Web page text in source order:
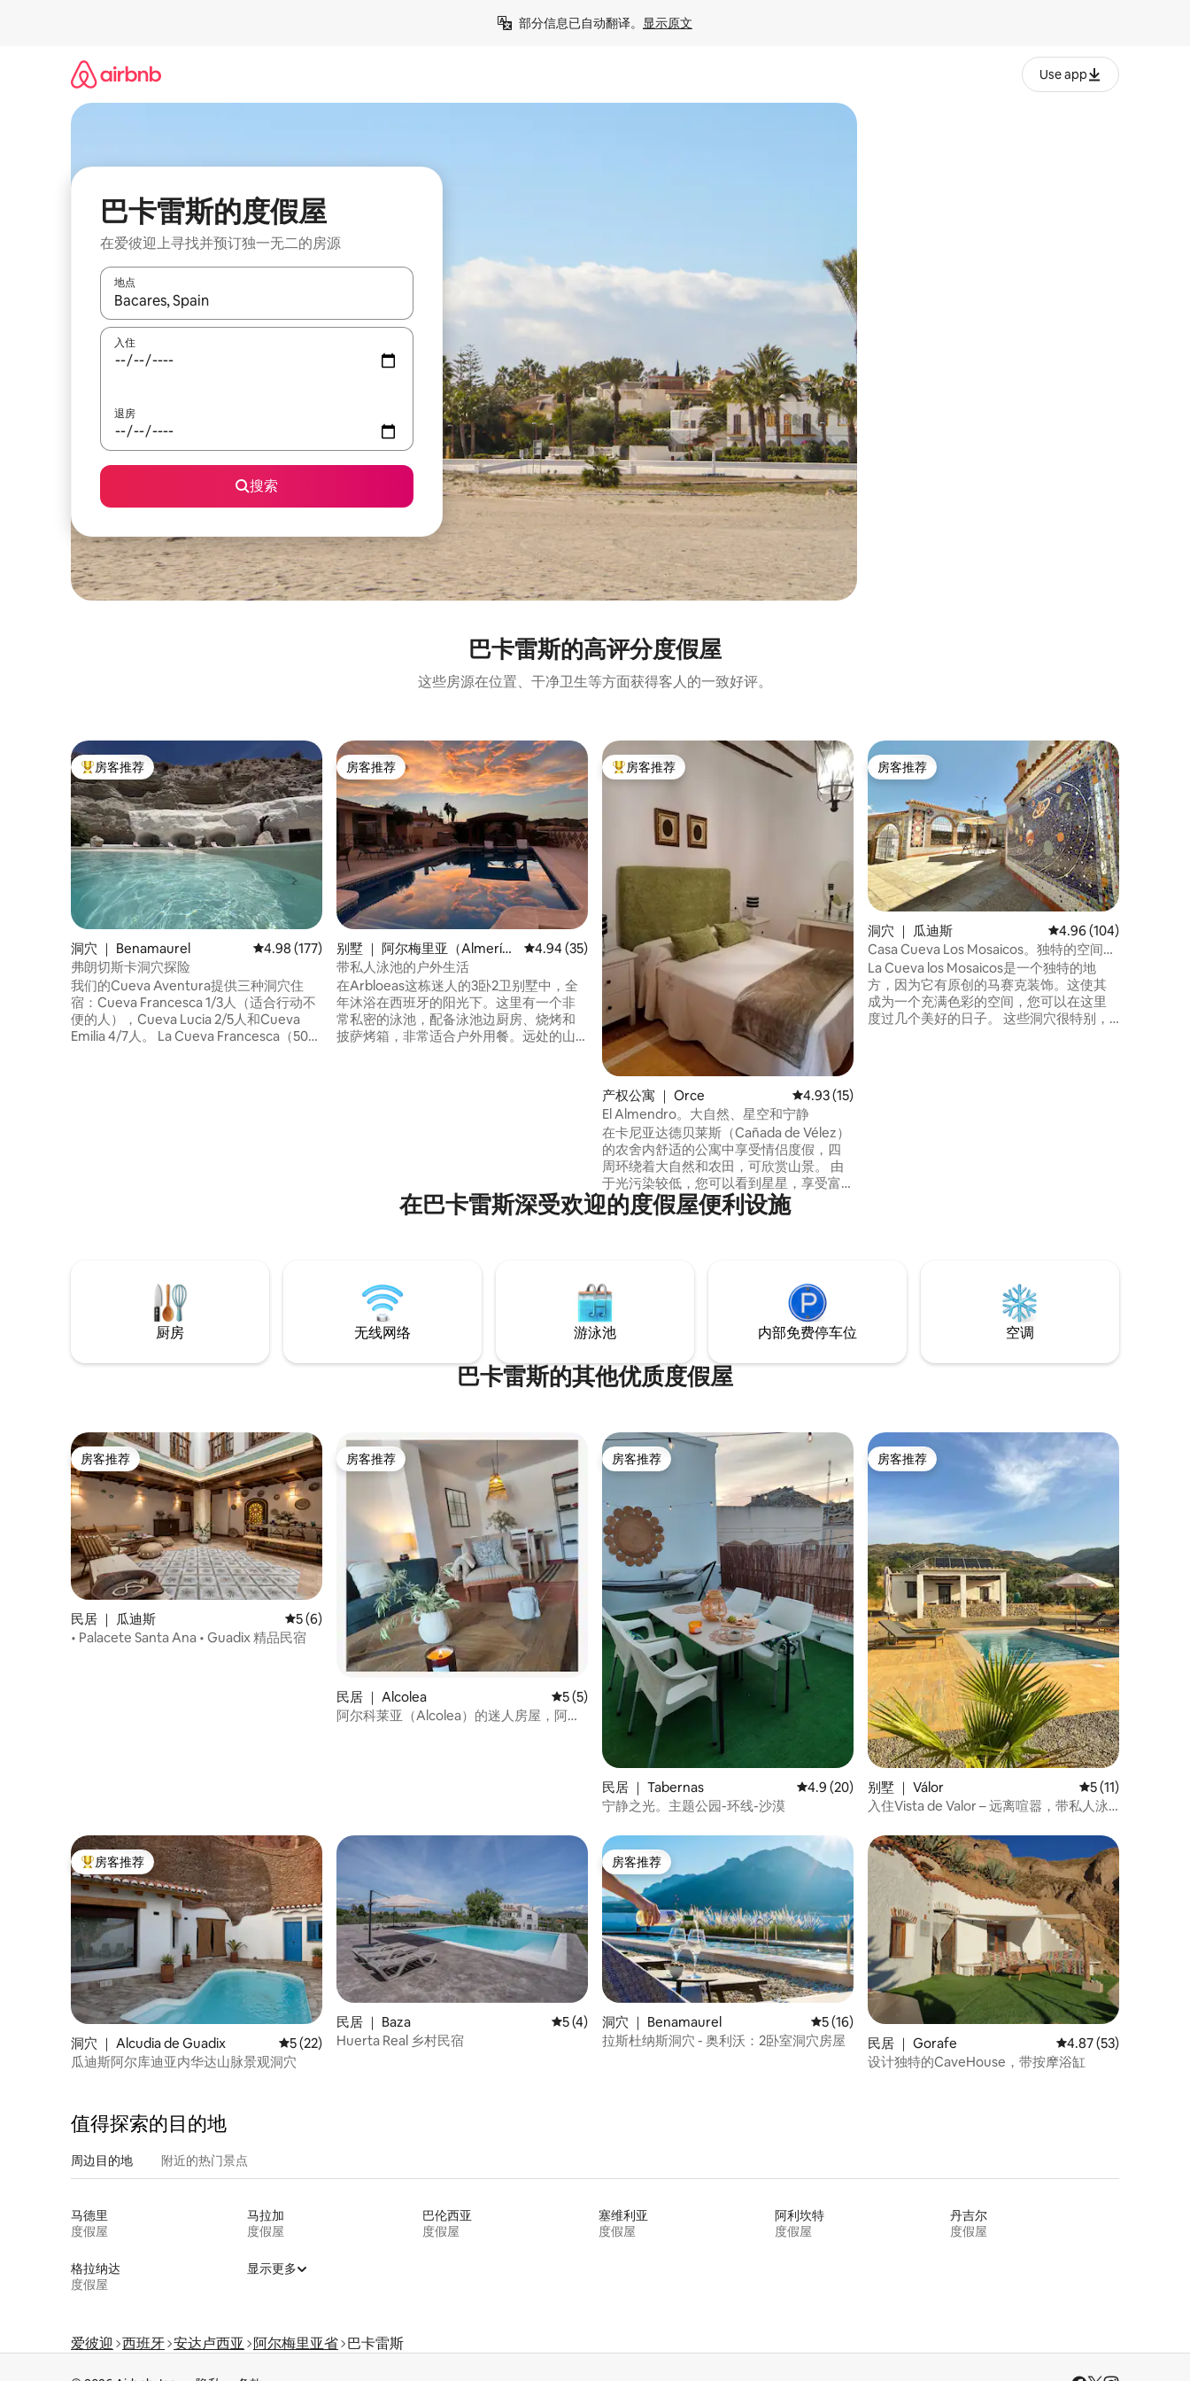
部分信息已自动翻译。 显示原文
Use app
巴卡雷斯的度假屋
在爱彼迎上寻找并预订独一无二的房源
地点
如有搜索结果，请使用上下方向键查看，或通过点击或滑动手势浏览。
入住
退房
搜索
巴卡雷斯的高评分度假屋
这些房源在位置、干净卫生等方面获得客人的一致好评。
热门「房客推荐」
房客推荐
洞穴 ｜ Benamaurel 平均评分 4.98 分（满分 5 分），共 177 条评价
4.98 (177)
弗朗切斯卡洞穴探险
我们的Cueva Aventura提供三种洞穴住
宿：Cueva Francesca 1/3人（适合行动不
便的人），Cueva Lucia 2/5人和Cueva
Emilia 4/7人。 La Cueva Francesca（50平
我们还提供一些额外的东西，以便您不会
措手不及：洗碗液、海绵、洗碗巾、淡
水、咖啡（咖啡包、咖啡和过滤器）、
茶、糖、基本调味品（油、醋、盐、胡
椒）……和小糖果✨✨✨
房客推荐
房客推荐
别墅 ｜ 阿尔梅里亚（Almerí
a）
平均评分 4.94 分（满分 5 分），共 35 条评价
4.94 (35)
带私人泳池的户外生活
在Arbloeas这栋迷人的3卧2卫别墅中，全
年沐浴在西班牙的阳光下。这里有一个非
常私密的泳池，配备泳池边厨房、烧烤和
披萨烤箱，非常适合户外用餐。远处的山
热门「房客推荐」
房客推荐
产权公寓 ｜ Orce 平均评分 4.93 分（满分 5 分），共 15 条评价
4.93 (15)
El Almendro。大自然、星空和宁静
在卡尼亚达德贝莱斯（Cañada de Vélez）
的农舍内舒适的公寓中享受情侣度假，四
周环绕着大自然和农田，可欣赏山景。 由
于光污染较低，您可以看到星星，享受富
恩卡连特（Fuencaliente）的天然泉水泳
池，探索其历史遗产，并参观欧洲最重要
房客推荐
房客推荐
洞穴 ｜ 瓜迪斯 平均评分 4.96 分（满
4.96 (104)
Casa Cueva Los Mosaicos。独特的空间。
放松。
La Cueva los Mosaicos是一个独特的地
方，因为它有原创的马赛克装饰。这使其
成为一个充满色彩的空间，您可以在这里
度过几个美好的日子。 这些洞穴很特别，
在巴卡雷斯深受欢迎的度假屋便利设施
厨房 无线网络 游泳池 内部免费停车位 空调
巴卡雷斯的其他优质度假屋
房客推荐
房客推荐
民居 ｜ 瓜迪斯 平均评分 5 分（满分 5 分），共 6 条评价
5 (6)
• Palacete Santa Ana • Guadix 精品民宿
房客推荐
房客推荐
民居 ｜ Alcolea 平均评分 5 分（满分 5 分），共 5 条评价
5 (5)
阿尔科莱亚（Alcolea）的迷人房屋，阿尔
房客推荐
房客推荐
民居 ｜ Tabernas 平均评分 4.9 分（满分 5 分），共 20 条评价
4.9 (20)
宁静之光。主题公园-环线-沙漠
房客推荐
房客推荐
别墅 ｜ Válor 平均评分 5 分（满
5 (11)
入住Vista de Valor – 远离喧嚣，带私人泳
热门「房客推荐」
房客推荐
洞穴 ｜ Alcudia de Guadix 平均评分 5 分（满分 5 分），共 22 条评价
5 (22)
瓜迪斯阿尔库迪亚内华达山脉景观洞穴
民居 ｜ Baza 平均评分 5 分（满分 5 分），共 4 条评价
5 (4)
Huerta Real 乡村民宿
房客推荐
房客推荐
洞穴 ｜ Benamaurel 平均评分 5 分（满分 5 分），共 16 条评价
5 (16)
拉斯杜纳斯洞穴 - 奥利沃：2卧室洞穴房屋
民居 ｜ Gorafe 平均评分 4.87 分（满
4.87 (53)
设计独特的CaveHouse，带按摩浴缸
值得探索的目的地
周边目的地 附近的热门景点
马德里
度假屋
马拉加
度假屋
巴伦西亚
度假屋
塞维利亚
度假屋
阿利坎特
度假屋
丹吉尔
度假屋
格拉纳达
度假屋
显示更多
爱彼迎 西班牙 安达卢西亚 阿尔梅里亚省 巴卡雷斯